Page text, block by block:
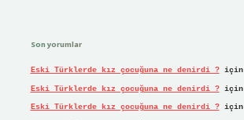
Son yorumlar
Eski Türklerde kız çocuğuna ne denirdi ?için
Eski Türklerde kız çocuğuna ne denirdi ?için
Eski Türklerde kız çocuğuna ne denirdi ?için